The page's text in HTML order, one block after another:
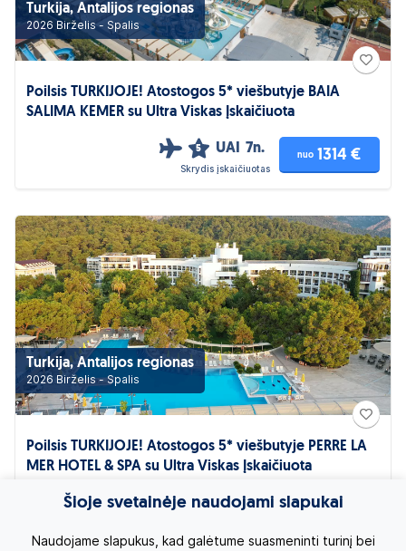
Turkija, Antalijos regionas
2026 Birželis - Spalis
Poilsis TURKIJOJE! Atostogos 5* viešbutyje BAIA
SALIMA KEMER su Ultra Viskas Įskaičiuota
5 UAI 7n.
Skrydis įskaičiuotas
nuo 1314 €
Turkija, Antalijos regionas
2026 Birželis - Spalis
Poilsis TURKIJOJE! Atostogos 5* viešbutyje PERRE LA
MER HOTEL & SPA su Ultra Viskas Įskaičiuota
5 UAI 7n. nuo 827 €
Šioje svetainėje naudojami slapukai
Naudojame slapukus, kad galėtume suasmeninti turinį bei